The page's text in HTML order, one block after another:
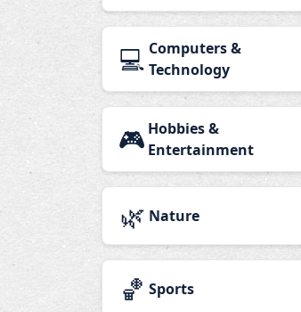
💻 Computers &
Technology
🎮 Hobbies &
Entertainment
🌿 Nature
🏀 Sports